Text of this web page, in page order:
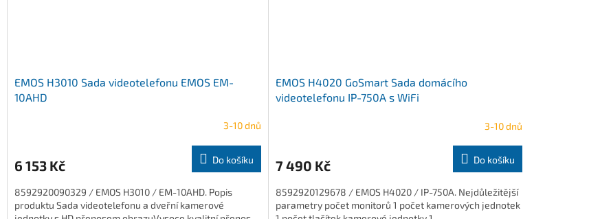
EMOS H3010 Sada videotelefonu EMOS EM-
10AHD
3-10 dnů
6 153 Kč Do košíku
8592920090329 / EMOS H3010 / EM-10AHD. Popis
produktu Sada videotelefonu a dveřní kamerové
EMOS H4020 GoSmart Sada domácího
videotelefonu IP-750A s WiFi
3-10 dnů
7 490 Kč Do košíku
8592920129678 / EMOS H4020 / IP-750A. Nejdůležitější
parametry počet monitorů 1 počet kamerových jednotek